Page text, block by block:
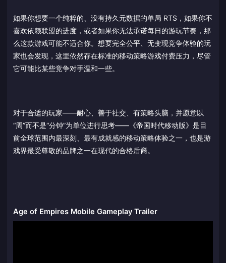
如果你想要一个纯粹的、没有持久元数据的单局 RTS，如果你不
喜欢依赖联盟的进度，或者如果你无法承诺每日的游玩节奏，那
么这款游戏可能不适合你。想要完全公平、无变现竞争体验的玩
家也会发现，这里依然存在标准的移动策略游戏付费压力，尽管
它可能比某些竞争对手温和一些。
对于合适的玩家——耐心、善于社交、有策略头脑，并愿意以
“周”而不是“分钟”为单位进行思考——《帝国时代移动版》是目
前全球范围内最深刻、最有成就感的移动策略体验之一，也是游
戏界最受尊敬的品牌之一在现代的合格后裔。
Age of Empires Mobile Gameplay Trailer